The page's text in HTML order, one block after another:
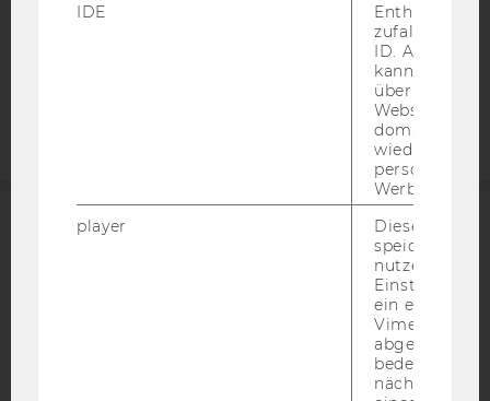
Barrierefreiheitserklärung
IDE
Enthält eine
ID. Anhand
kann Google
über
Websites
Werbung
player
Dieses Cookie
speichert
ein
Vimeo-Video
abgespielt
bedeutet,
nächsten